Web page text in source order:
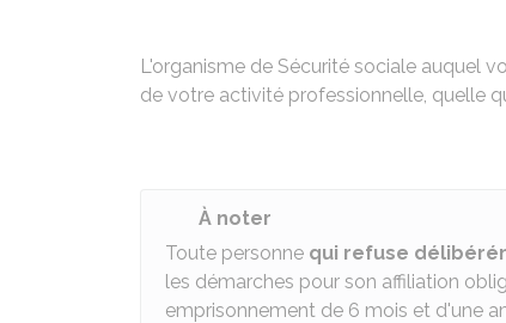
L'organisme de Sécurité sociale auquel
de votre activité professionnelle, quelle
À noter
Toute personne qui refuse
les démarches pour son affiliation
emprisonnement de 6 mois et d'une